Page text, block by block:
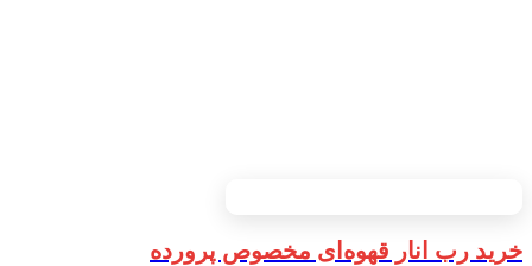
خرید رب انار قهوه‌ای مخصوص پرورده